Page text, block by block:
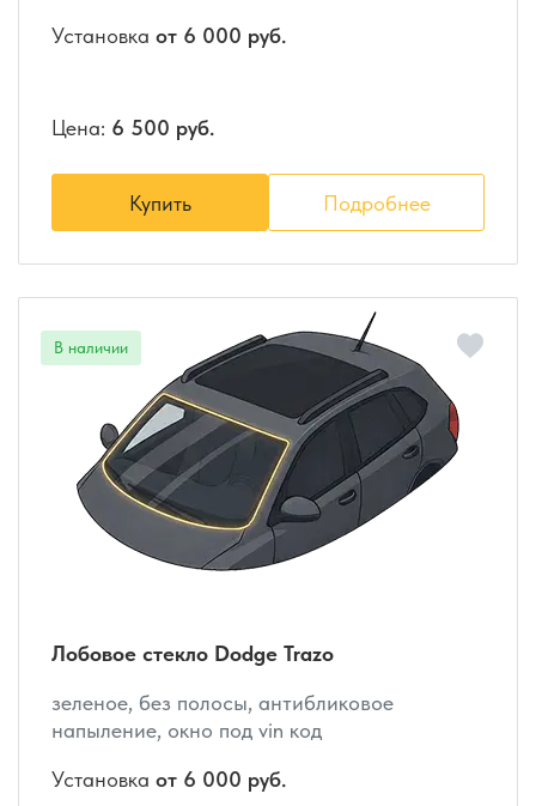
Установка от 6 000 руб.
Цена: 6 500 руб.
Купить Подробнее
Лобовое стекло Dodge Trazo
зеленое, без полосы, антибликовое
напыление, окно под vin код
Установка от 6 000 руб.